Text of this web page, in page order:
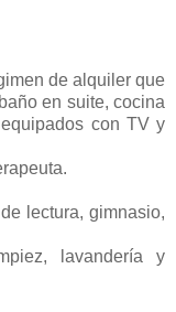
de alquiler que
en suite, cocina
con TV y
lectura, gimnasio,
lavandería y